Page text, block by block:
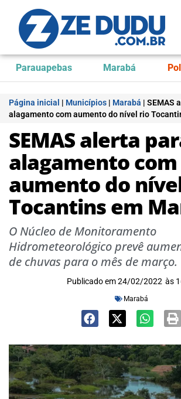
Parauapebas Marabá
Página inicial | Municípios | Marabá | SEMAS
alagamento com aumento do nível rio
SEMAS alerta
alagamento com
aumento do
Tocantins em
O Núcleo de Monitoramento
Hidrometeorológico prevê
de chuvas para o mês de março.
Publicado em 24/02/2022 às
Marabá